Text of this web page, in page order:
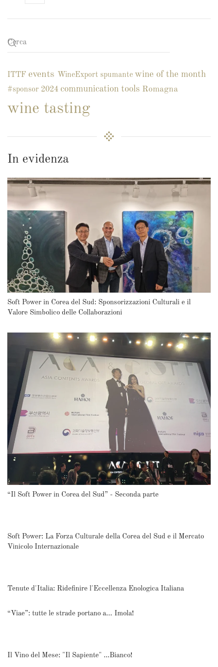
ITTF events WineExport spumante wine of the month
#sponsor 2024 communication tools Romagna
wine tasting
In evidenza
Soft Power in Corea del Sud: Sponsorizzazioni Culturali e il
Valore Simbolico delle Collaborazioni
“Il Soft Power in Corea del Sud” - Seconda parte
Soft Power: La Forza Culturale della Corea del Sud e il Mercato
Vinicolo Internazionale
Tenute d'Italia: Ridefinire l'Eccellenza Enologica Italiana
“Viae”: tutte le strade portano a… Imola!
Il Vino del Mese: "Il Sapiente" ...Bianco!